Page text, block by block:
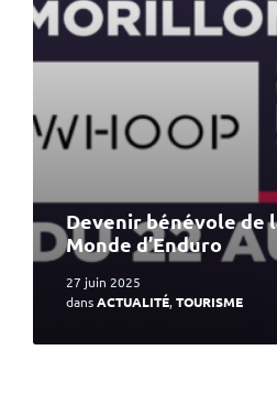
Devenir bénévole de
Monde d’Enduro
27 juin 2025
dansACTUALITÉ,TOURISME